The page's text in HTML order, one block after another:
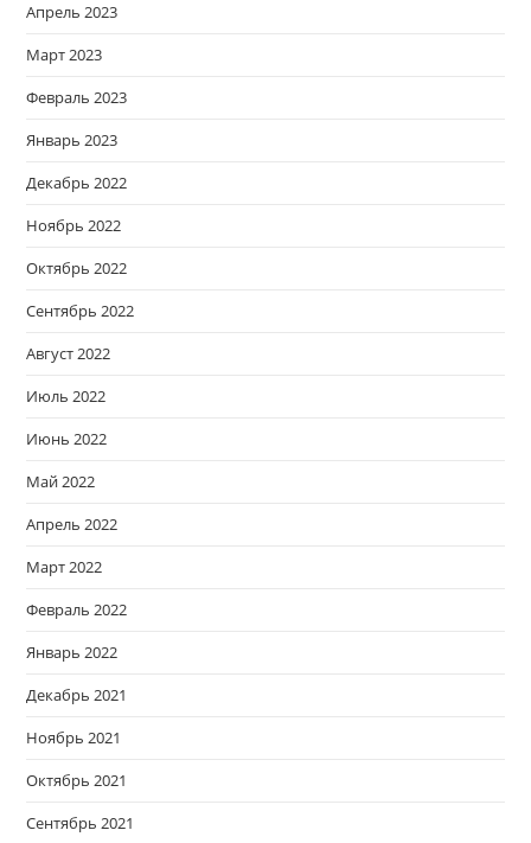
Апрель 2023
Март 2023
Февраль 2023
Январь 2023
Декабрь 2022
Ноябрь 2022
Октябрь 2022
Сентябрь 2022
Август 2022
Июль 2022
Июнь 2022
Май 2022
Апрель 2022
Март 2022
Февраль 2022
Январь 2022
Декабрь 2021
Ноябрь 2021
Октябрь 2021
Сентябрь 2021